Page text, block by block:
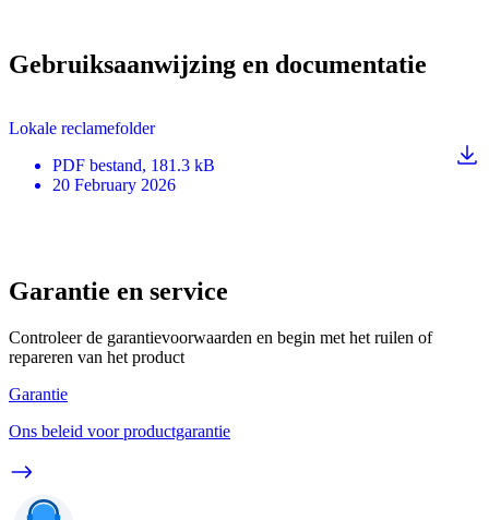
Gebruiksaanwijzing en documentatie
Lokale reclamefolder
PDF bestand, 181.3 kB
20 February 2026
Garantie en service
Controleer de garantievoorwaarden en begin met het ruilen of
repareren van het product
Garantie
Ons beleid voor productgarantie